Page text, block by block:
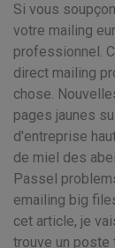
Si vous
votre mailing
professionnel.
direct mailing
chose.
pages jaunes
d'entreprise
de miel des
Passel
emailing big
cet article, je
trouve un poste